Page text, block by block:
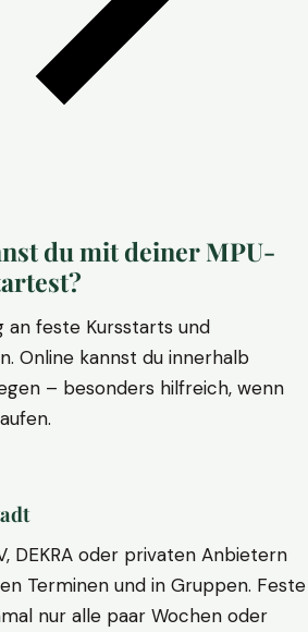
du mit deiner MPU-
an feste Kursstarts und
Online kannst du innerhalb
– besonders hilfreich, wenn
DEKRA oder privaten Anbietern
Terminen und in Gruppen. Feste
nur alle paar Wochen oder